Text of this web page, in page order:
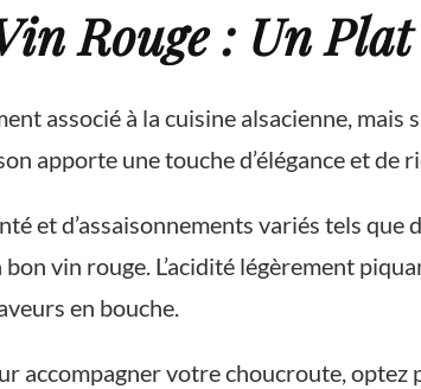
Rouge : Un
associé à la cuisine alsacienne, mais
apporte une touche d’élégance et de
et d’assaisonnements variés tels que
vin rouge. L’acidité légèrement
en bouche.
accompagner votre choucroute,